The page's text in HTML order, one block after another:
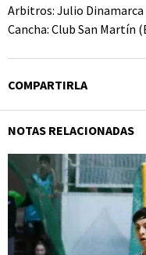
Arbitros: Julio Dinamarca
Cancha: Club San Martín
COMPARTIRLA
NOTAS RELACIONADAS